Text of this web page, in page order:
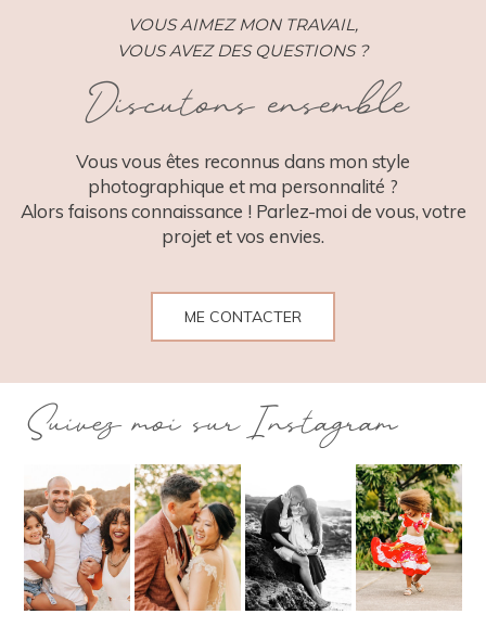
VOUS AIMEZ MON TRAVAIL,
VOUS AVEZ DES QUESTIONS ?
Discutons ensemble
Vous vous êtes reconnus dans mon style
photographique et ma personnalité ?
Alors faisons connaissance ! Parlez-moi de vous, votre
projet et vos envies.
ME CONTACTER
Suivez moi sur Instagram